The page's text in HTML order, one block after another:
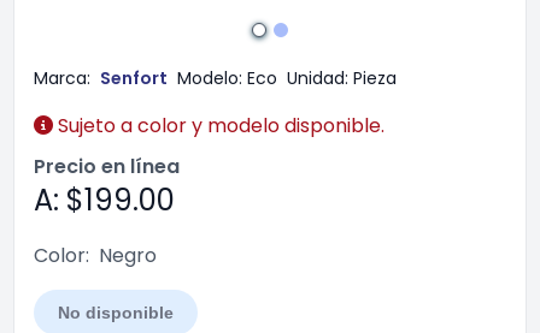
Marca: Senfort Modelo: Eco Unidad: Pieza
Sujeto a color y modelo disponible.
Precio en línea
A: $199.00
Color: Negro
No disponible